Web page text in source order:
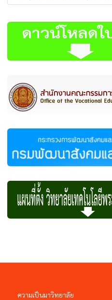
ความเป็นมาวิทยาลัย